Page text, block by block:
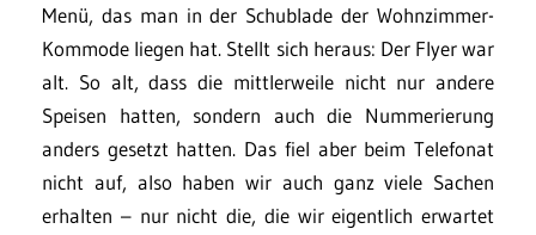
Menü, das man in der Schublade der Wohnzimmer-
Kommode liegen hat. Stellt sich heraus: Der Flyer war
alt. So alt, dass die mittlerweile nicht nur andere
Speisen hatten, sondern auch die Nummerierung
anders gesetzt hatten. Das fiel aber beim Telefonat
nicht auf, also haben wir auch ganz viele Sachen
erhalten – nur nicht die, die wir eigentlich erwartet